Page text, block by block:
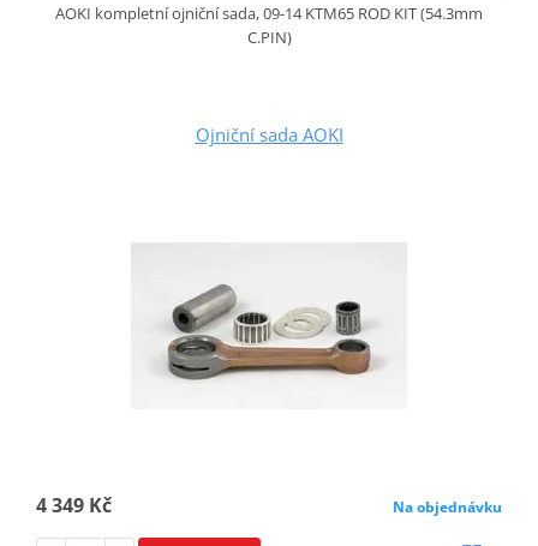
AOKI kompletní ojniční sada, 09-14 KTM65 ROD KIT (54.3mm
C.PIN)
Ojniční sada AOKI
4 349 Kč Na objednávku